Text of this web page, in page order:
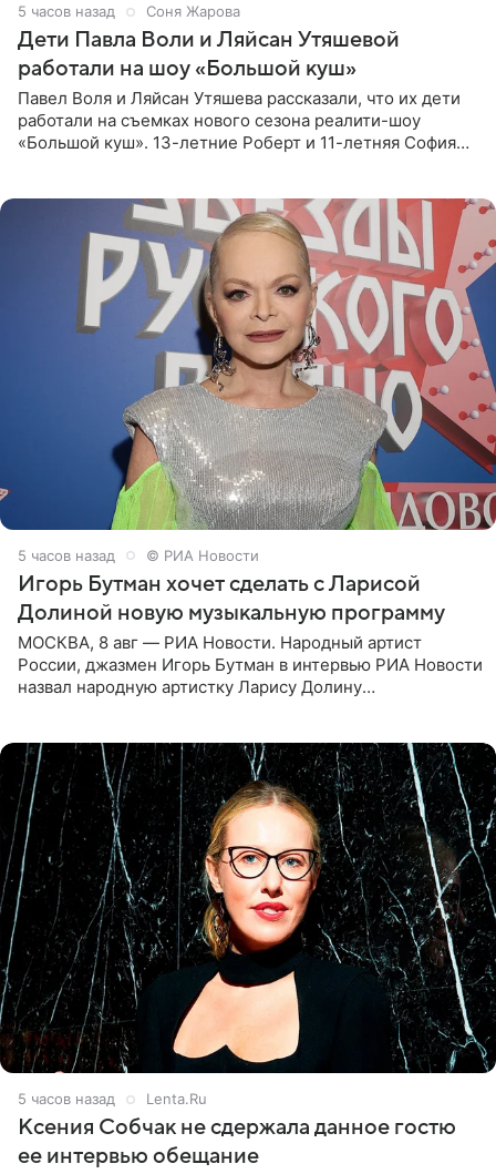
5 часов назад Соня Жарова
Дети Павла Воли и Ляйсан Утяшевой
работали на шоу «Большой куш»
Павел Воля и Ляйсан Утяшева рассказали, что их дети
работали на съемках нового сезона реалити-шоу
«Большой куш». 13-летние Роберт и 11-летняя София
5 часов назад © РИА Новости
Игорь Бутман хочет сделать с Ларисой
Долиной новую музыкальную программу
МОСКВА, 8 авг — РИА Новости. Народный артист
России, джазмен Игорь Бутман в интервью РИА Новости
назвал народную артистку Ларису Долину
5 часов назад Lenta.Ru
Ксения Собчак не сдержала данное гостю
ее интервью обещание